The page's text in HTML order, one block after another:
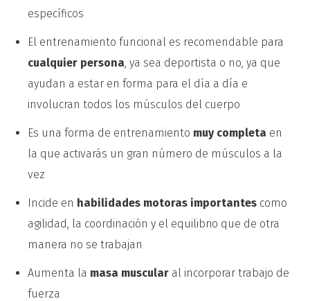
específicos
El entrenamiento funcional es recomendable para
cualquier persona , ya sea deportista o no, ya que
ayudan a estar en forma para el día a día e
involucran todos los músculos del cuerpo
Es una forma de entrenamiento muy completa en
la que activarás un gran número de músculos a la
vez
Incide en habilidades motoras importantes como
agilidad, la coordinación y el equilibrio que de otra
manera no se trabajan
Aumenta la masa muscular al incorporar trabajo de
fuerza